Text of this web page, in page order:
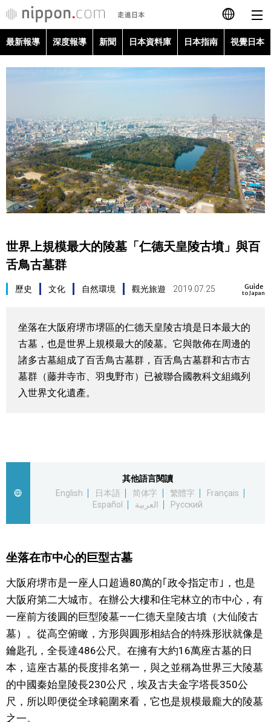
日本語
English
Français
Español
العربية
最新報導
深度報導
新聞
日本指南
視覺日本
臺灣香港
更多
人物訪談
政治外交
社會
文化
科學技術
生活
運動
娛樂
最新報導 深度報導 新聞 日本資料庫 日本指南 視覺日本
世界上規模最大的陵墓「仁德天皇陵古墳」與百
舌鳥古墓群
Guide
to Japan
歷史 文化 自然環境 觀光旅遊 2019.07.25
坐落在大阪府堺市堺區的仁德天皇陵古墳是日本最大的
古墓，也是世界上規模最大的陵墓。它與散佈在周邊的
諸多古墓組成了百舌鳥古墓群，百舌鳥古墓群和古市古
墓群（藤井寺市、羽曳野市）已被聯合國教科文組織列
入世界文化遺產。
其他語言閱讀
English
日本語 简体字 繁體字
Français
Español
العربية Русский
坐落在市中心的巨型古墓
大阪府堺市是一座人口超過80萬的｢政令指定市｣，也是
大阪府第二大城市。在辦公大樓和住宅林立的市中心，有
一座前方後圓的巨型陵墓——仁德天皇陵古墳（大仙陵古
墓）。從高空俯瞰，方形與圓形相結合的特殊形狀就像是
鑰匙孔，全長達486公尺。在擁有大約16萬座古墓的日
本，這座古墓的長度排名第一，與之並稱為世界三大陵墓
的中國秦始皇陵長230公尺，埃及古夫金字塔長350公
尺，所以即便從全球範圍來看，它也是規模最龐大的陵墓
之一。